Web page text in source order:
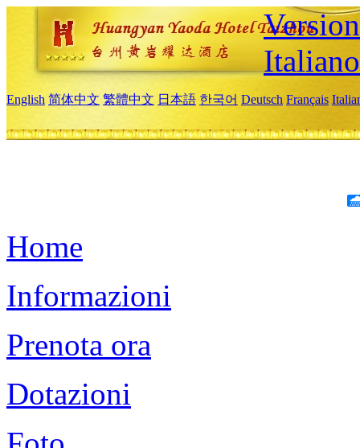
Italiano
English 简体中文 繁體中文 日本語 한국어 Deutsch Français
Home
Informazioni
Prenota ora
Dotazioni